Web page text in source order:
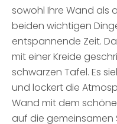
sowohl Ihre Wand als
beiden wichtigen
entspannende Zeit.
mit einer Kreide
schwarzen Tafel. Es
und lockert die
Wand mit dem
auf die gemeinsamen